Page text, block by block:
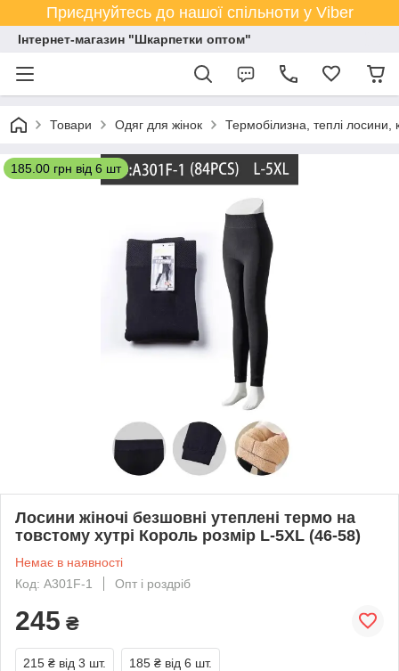
Приєднуйтесь до нашої спільноти у Viber
Інтернет-магазин "Шкарпетки оптом"
Товари Одяг для жінок Термобілизна, теплі лосини,
185.00 грн від 6 шт
Лосини жіночі безшовні утеплені термо на
товстому хутрі Король розмір L-5XL (46-58)
Немає в наявності
Код: A301F-1
Опт і роздріб
245 ₴
215 ₴ від 3 шт. 185 ₴ від 6 шт.